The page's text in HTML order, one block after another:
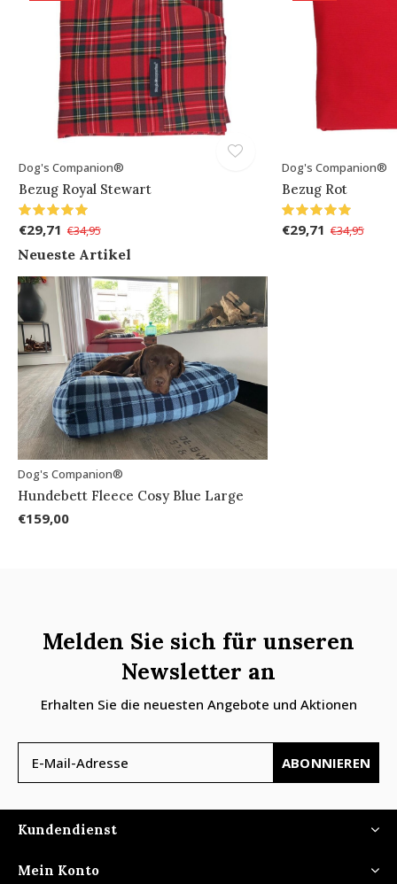
Dog's Companion®
Bezug Royal Stewart
€29,71 €34,95
Dog's Companion®
Bezug Rot
€29,71 €34,95
Neueste Artikel
Dog's Companion®
Hundebett Fleece Cosy Blue Large
€159,00
Melden Sie sich für unseren
Newsletter an
Erhalten Sie die neuesten Angebote und Aktionen
ABONNIEREN
Kundendienst
Mein Konto